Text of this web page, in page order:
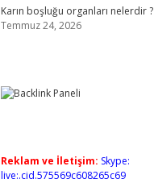
Karın boşluğu organları nelerdir ?
Temmuz 24, 2026
Reklam ve İletişim: Skype:
live:.cid.575569c608265c69